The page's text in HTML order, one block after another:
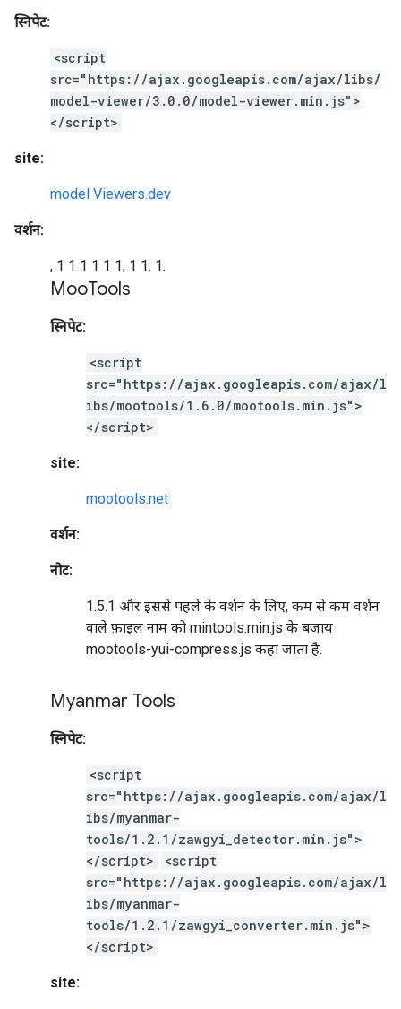
स्निपेट:
<script
src="https://ajax.googleapis.com/ajax/libs/
model-viewer/3.0.0/model-viewer.min.js">
</script>
site:
model Viewers.dev
वर्शन:
, 1 1 1 1 1 1, 1 1. 1.
MooTools
स्निपेट:
<script
src="https://ajax.googleapis.com/ajax/l
ibs/mootools/1.6.0/mootools.min.js">
</script>
site:
mootools.net
वर्शन:
नोट:
1.5.1 और इससे पहले के वर्शन के लिए, कम से कम वर्शन
वाले फ़ाइल नाम को mintools.min.js के बजाय
mootools-yui-compress.js कहा जाता है.
Myanmar Tools
स्निपेट:
<script
src="https://ajax.googleapis.com/ajax/l
ibs/myanmar-
tools/1.2.1/zawgyi_detector.min.js">
</script>
<script
src="https://ajax.googleapis.com/ajax/l
ibs/myanmar-
tools/1.2.1/zawgyi_converter.min.js">
</script>
site: